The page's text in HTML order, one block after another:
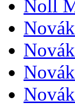
Noll